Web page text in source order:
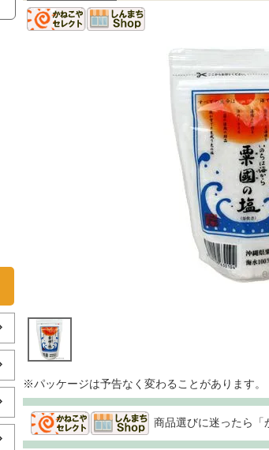
※パッケージは予告なく変わることがあります。
商品選びに迷ったら「